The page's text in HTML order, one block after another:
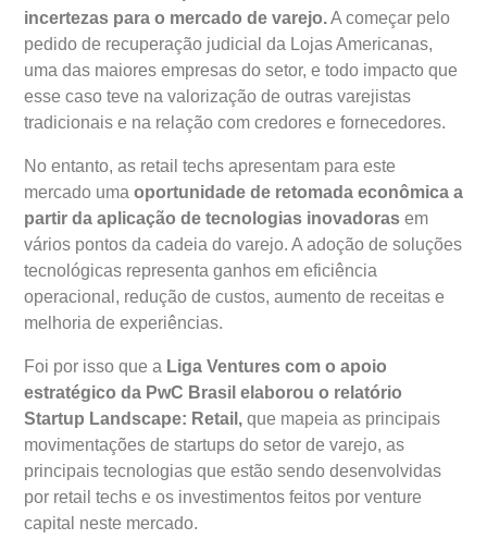
incertezas para o mercado de varejo.A começar pelo
pedido de recuperação judicial da Lojas Americanas,
uma das maiores empresas do setor, e todo impacto que
esse caso teve na valorização de outras varejistas
tradicionais e na relação com credores e fornecedores.
No entanto, as retail techs apresentam para este
mercado uma oportunidade de retomada econômica a
partir da aplicação de tecnologias inovadoras em
vários pontos da cadeia do varejo. A adoção de soluções
tecnológicas representa ganhos em eficiência
operacional, redução de custos, aumento de receitas e
melhoria de experiências.
Foi por isso que a Liga Ventures com o apoio
estratégico da PwC Brasil elaborou o relatório
Startup Landscape: Retail, que mapeia as principais
movimentações de startups do setor de varejo, as
principais tecnologias que estão sendo desenvolvidas
por retail techs e os investimentos feitos por venture
capital neste mercado.